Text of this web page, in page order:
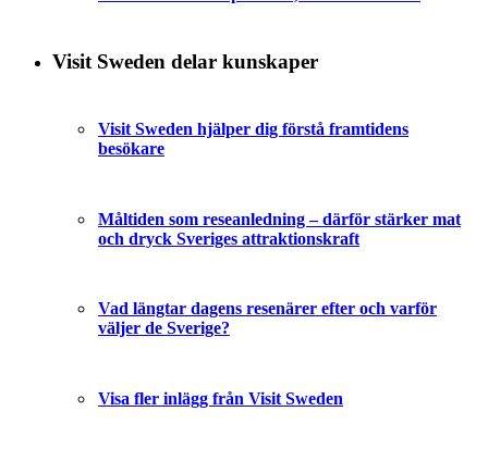
Visit Sweden delar kunskaper
Visit Sweden hjälper dig förstå framtidens
besökare
Måltiden som reseanledning – därför stärker mat
och dryck Sveriges attraktionskraft
Vad längtar dagens resenärer efter och varför
väljer de Sverige?
Visa fler inlägg från Visit Sweden